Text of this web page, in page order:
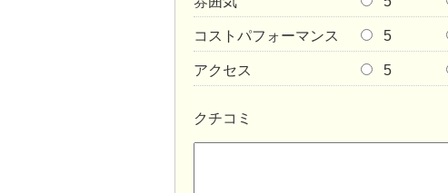
コストパフォーマンス 5
アクセス 5
クチコミ